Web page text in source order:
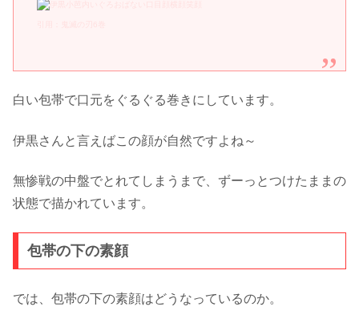
白い包帯で口元をぐるぐる巻きにしています。
伊黒さんと言えばこの顔が自然ですよね～
無惨戦の中盤でとれてしまうまで、ずーっとつけたままの
状態で描かれています。
包帯の下の素顔
では、包帯の下の素顔はどうなっているのか。